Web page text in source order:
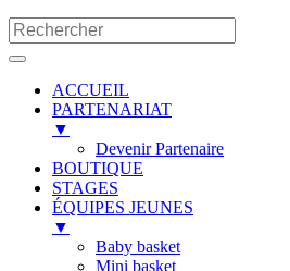
ACCUEIL
PARTENARIAT
▼
Devenir Partenaire
BOUTIQUE
STAGES
ÉQUIPES JEUNES
▼
Baby basket
Mini basket